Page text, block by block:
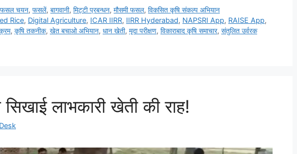
फसल चयन,फसलें,बागवानी,मि‌ट्टी प्रबन्धन,मौसमी फसल,विकसित कृषि संकल्प अभियान
Rice, Digital Agriculture, ICAR IIRR, IIRR Hyderabad, NAPSRI App, RAISE App,
, कृषि तकनीक, खेत बचाओ अभियान, धान खेती, मृदा परीक्षण, विकाराबाद कृषि समाचार, संतुलित उर्वरक
लाभकारी खेती की राह!